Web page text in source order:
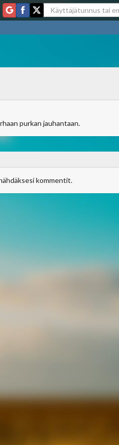
purkan jauhantaan.
kommentit.